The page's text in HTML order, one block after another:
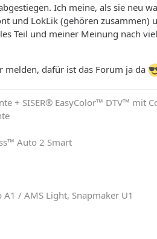
Ich meine, als sie neu
und LokLik (gehören
Teil und meiner Meinung nach
melden, dafür ist das Forum ja da
+ SISER® EasyColor™ DTV™ mit
Auto 2 Smart
/ AMS Light, Snapmaker U1